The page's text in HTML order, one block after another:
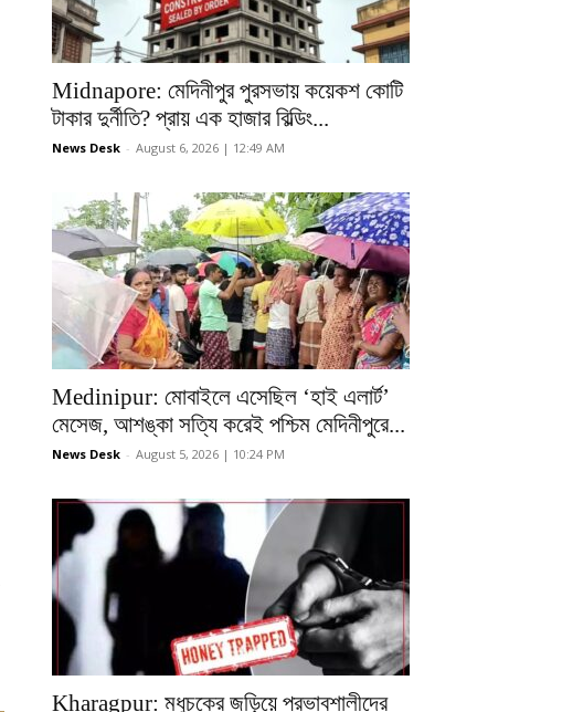
Midnapore: মেদিনীপুর পুরসভায় কয়েকশ কোটি
টাকার দুর্নীতি? প্রায় এক হাজার বিল্ডিং...
News Desk - August 6, 2026 | 12:49 AM
Medinipur: মোবাইলে এসেছিল ‘হাই এলার্ট’
মেসেজ, আশঙ্কা সত্যি করেই পশ্চিম মেদিনীপুরে...
News Desk - August 5, 2026 | 10:24 PM
Kharagpur: মধুচক্রে জড়িয়ে প্রভাবশালীদের